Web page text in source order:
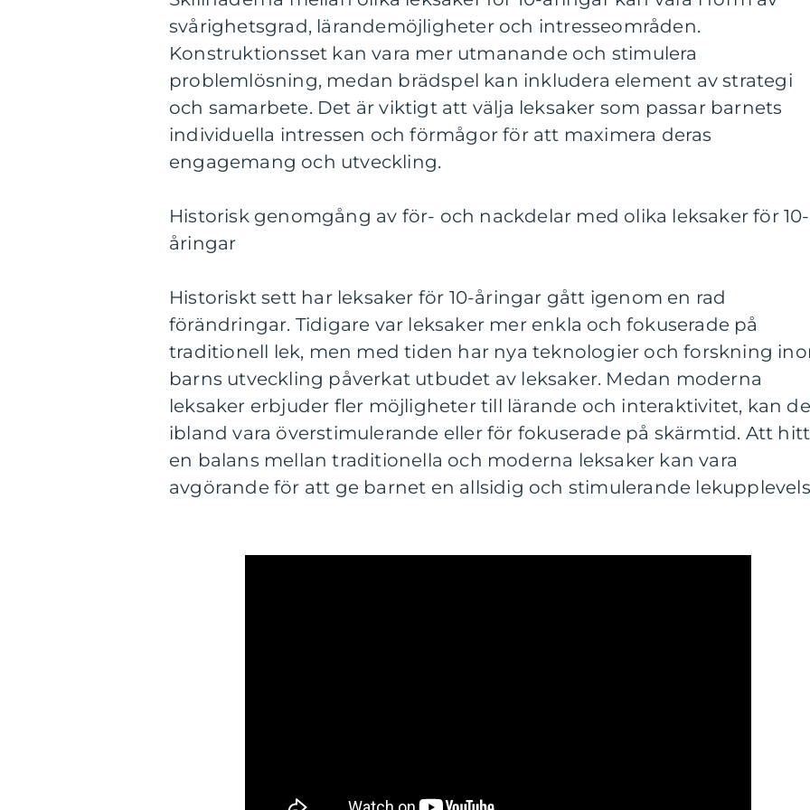
svårighetsgrad, lärandemöjligheter och intresseområden.
Konstruktionsset kan vara mer utmanande och stimulera
problemlösning, medan brädspel kan inkludera element av strategi
och samarbete. Det är viktigt att välja leksaker som passar barnets
individuella intressen och förmågor för att maximera deras
engagemang och utveckling.
Historisk genomgång av för- och nackdelar med olika leksaker för 10-
åringar
Historiskt sett har leksaker för 10-åringar gått igenom en rad
förändringar. Tidigare var leksaker mer enkla och fokuserade på
traditionell lek, men med tiden har nya teknologier och forskning
barns utveckling påverkat utbudet av leksaker. Medan moderna
leksaker erbjuder fler möjligheter till lärande och interaktivitet, kan de
ibland vara överstimulerande eller för fokuserade på skärmtid. Att
en balans mellan traditionella och moderna leksaker kan vara
avgörande för att ge barnet en allsidig och stimulerande